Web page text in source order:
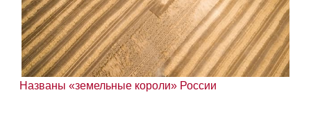
Названы «земельные короли» России